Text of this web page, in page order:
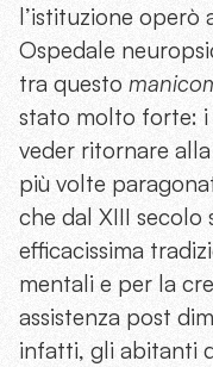
l’istituzione operò
Ospedale
tra questo
stato molto forte:
veder ritornare
più volte
che dal XIII secolo
efficacissima
mentali e per la
assistenza post
infatti, gli abitanti